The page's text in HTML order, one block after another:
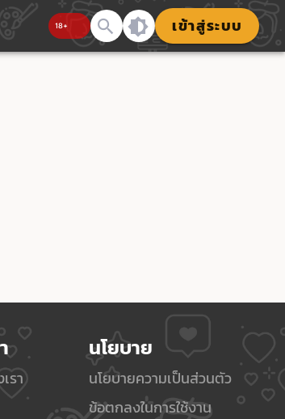
เข้าสู่ระบบ
รา
นโยบาย
นโยบายความเป็นส่วนตัว
ข้อตกลงในการใช้งาน